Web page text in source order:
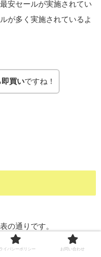
安セールが実施されてい
が多く実施されているよ
即買いですね！
の通りです。
イバシーポリシー お問い合わせ